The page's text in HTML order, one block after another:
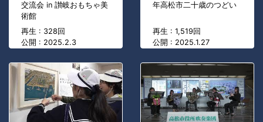
交流会 in 讃岐おもちゃ美
術館
再生 : 328回
公開 : 2025.2.3
年高松市二十歳のつどい
再生 : 1,519回
公開 : 2025.1.27